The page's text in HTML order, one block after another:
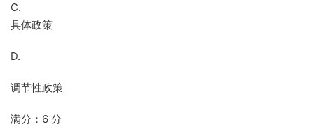
C.
具体政策
D.
调节性政策
满分：6 分